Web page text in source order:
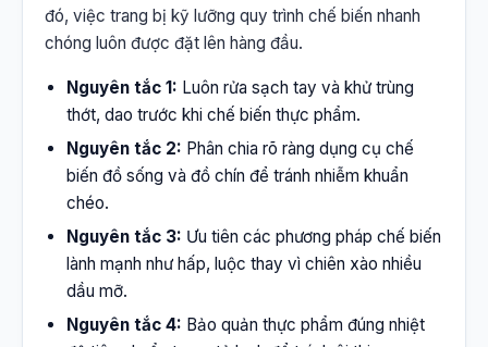
đó, việc trang bị kỹ lưỡng quy trình chế biến nhanh
chóng luôn được đặt lên hàng đầu.
Nguyên tắc 1: Luôn rửa sạch tay và khử trùng
thớt, dao trước khi chế biến thực phẩm.
Nguyên tắc 2: Phân chia rõ ràng dụng cụ chế
biến đồ sống và đồ chín để tránh nhiễm khuẩn
chéo.
Nguyên tắc 3: Ưu tiên các phương pháp chế biến
lành mạnh như hấp, luộc thay vì chiên xào nhiều
dầu mỡ.
Nguyên tắc 4: Bảo quản thực phẩm đúng nhiệt